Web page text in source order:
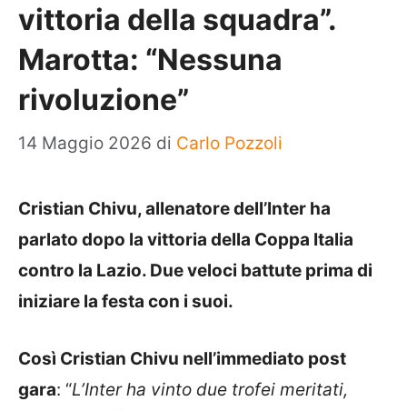
vittoria della squadra”.
Marotta: “Nessuna
rivoluzione”
14 Maggio 2026 di Carlo Pozzoli
Cristian Chivu, allenatore dell’Inter ha
parlato dopo la vittoria della Coppa Italia
contro la Lazio. Due veloci battute prima di
iniziare la festa con i suoi.
Così Cristian Chivu nell’immediato post
gara: “L’Inter ha vinto due trofei meritati,